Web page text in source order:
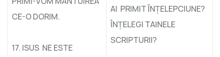
CE-O DORIM.
17. ISUS NE ESTE
AI PRIMIT ÎNŢELEPCIUNE?
ÎNŢELEGI TAINELE
SCRIPTURII?